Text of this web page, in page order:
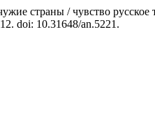
страны / чувство
doi: 10.31648/an.5221.